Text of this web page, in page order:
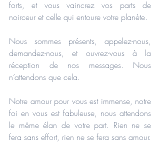
forts, et vous vaincrez vos parts de
noirceur et celle qui entoure votre planète.
Nous sommes présents, appelez-nous,
demandez-nous, et ouvrez-vous à la
réception de nos messages. Nous
n’attendons que cela.
Notre amour pour vous est immense, notre
foi en vous est fabuleuse, nous attendons
le même élan de votre part. Rien ne se
fera sans effort, rien ne se fera sans amour.